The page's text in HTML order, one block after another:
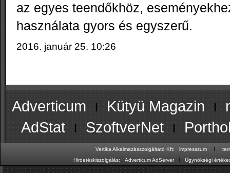
az egyes teendőkhöz,
használata gyors és egyszerű.
2016. január 25. 10:26
Adverticum ı Kütyü Magazinı
AdStat ıSzoftverNetı
Vertika Alkalmazásszolgáltató Kft: impresszum ı
Hirdetéskiszolgálás:
Adverticum AdServer ıÜgynökségi